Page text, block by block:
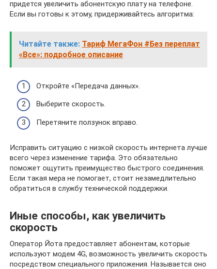
придется увеличить абонентскую плату на телефоне.
Если вы готовы к этому, придерживайтесь алгоритма:
Читайте также: Тариф МегаФон #Без переплат
«Все»: подробное описание
Откройте «Передача данных».
Выберите скорость.
Перетяните ползунок вправо.
Исправить ситуацию с низкой скорость интернета лучше
всего через изменение тарифа. Это обязательно
поможет ощутить преимущество быстрого соединения.
Если такая мера не помогает, стоит незамедлительно
обратиться в службу технической поддержки.
Иные способы, как увеличить
скорость
Оператор Йота предоставляет абонентам, которые
используют модем 4G, возможность увеличить скорость
посредством специального приложения. Называется оно